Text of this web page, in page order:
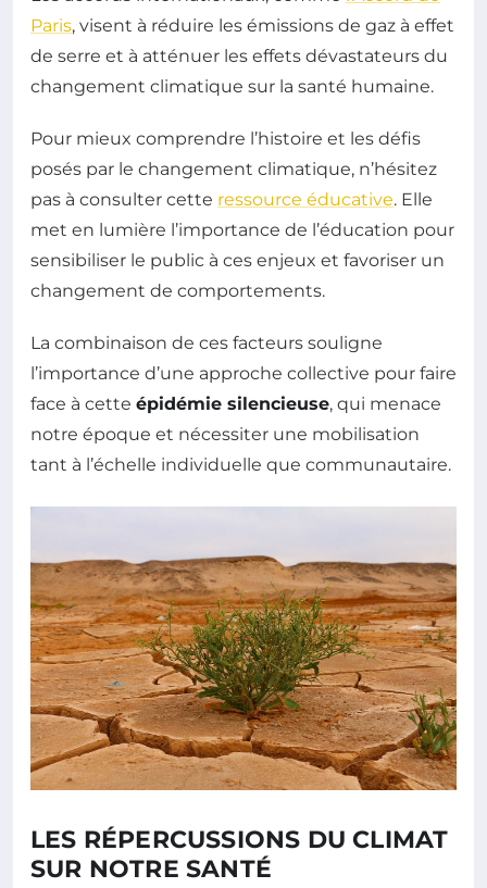
Paris, visent à réduire les émissions de gaz à effet
de serre et à atténuer les effets dévastateurs du
changement climatique sur la santé humaine.
Pour mieux comprendre l’histoire et les défis
posés par le changement climatique, n’hésitez
pas à consulter cette ressource éducative. Elle
met en lumière l’importance de l’éducation pour
sensibiliser le public à ces enjeux et favoriser un
changement de comportements.
La combinaison de ces facteurs souligne
l’importance d’une approche collective pour faire
face à cette épidémie silencieuse, qui menace
notre époque et nécessiter une mobilisation
tant à l’échelle individuelle que communautaire.
LES RÉPERCUSSIONS DU CLIMAT
SUR NOTRE SANTÉ